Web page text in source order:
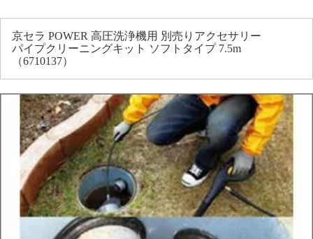
京セラ POWER 高圧洗浄機用 別売りアクセサリー
パイプクリーニングキット ソフトタイプ 7.5m
（6710137）